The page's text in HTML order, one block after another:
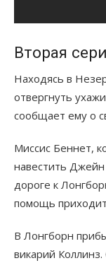
Вторая
Находясь в
отвергнуть
сообщает ему о
Миссис Беннет,
навестить
дороге к
помощь
В Лонгборн
викарий